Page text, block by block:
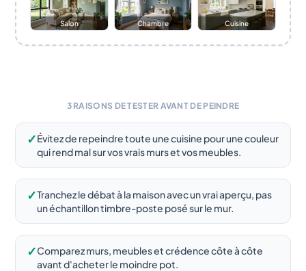
Salon Chambre Cuisine
3 RAISONS DE TESTER AVANT DE PEINDRE
✓Évitez de repeindre toute une cuisine pour une couleur
qui rend mal sur vos vrais murs et vos meubles.
✓Tranchez le débat à la maison avec un vrai aperçu, pas
un échantillon timbre-poste posé sur le mur.
✓Comparez murs, meubles et crédence côte à côte
avant d'acheter le moindre pot.